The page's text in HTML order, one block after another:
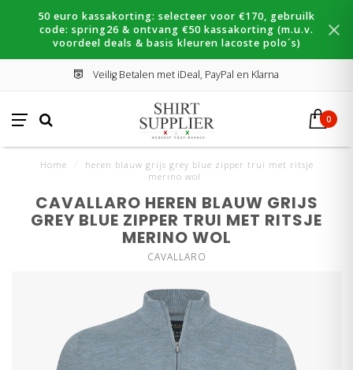
50 euro kassakorting: selecteer voor €170, gebruilk
code: spring26 & ontvang €50 kassakorting (m.u.v.
voordeel deals & basis kleuren lacoste polo´s)
Veilig Betalen met iDeal, PayPal en Klarna
0
Home
heren blauw grijs grey blue zipper trui met ritsje
merino wol
CAVALLARO HEREN BLAUW GRIJS
GREY BLUE ZIPPER TRUI MET RITSJE
MERINO WOL
CAVALLARO